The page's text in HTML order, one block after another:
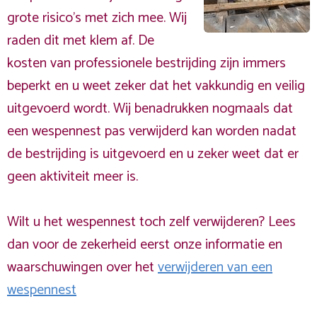
grote risico’s met zich mee. Wij
raden dit met klem af. De
kosten van professionele bestrijding zijn immers
beperkt en u weet zeker dat het vakkundig en veilig
uitgevoerd wordt. Wij benadrukken nogmaals dat
een wespennest pas verwijderd kan worden nadat
de bestrijding is uitgevoerd en u zeker weet dat er
geen aktiviteit meer is.
Wilt u het wespennest toch zelf verwijderen? Lees
dan voor de zekerheid eerst onze informatie en
waarschuwingen over hetverwijderen van een
wespennest